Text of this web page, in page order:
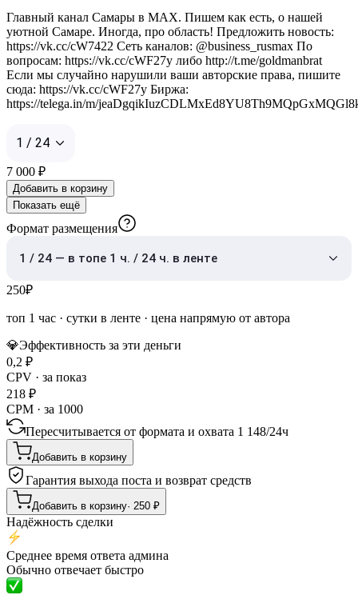
Главный канал Самары в MAX. Пишем как есть, о нашей
уютной Самаре. Иногда, про область! Предложить новость:
https://vk.cc/cW7422 Сеть каналов: @business_rusmax По
вопросам: https://vk.cc/cWF27y либо http://t.me/goldmanbrat
Если мы случайно нарушили ваши авторские права, пишите
сюда: https://vk.cc/cWF27y Биржа:
https://telega.in/m/
1 / 24
7 000 ₽
Добавить в корзину
Показать ещё
Формат размещения
1 / 24 — в топе 1 ч. / 24 ч. в ленте
250₽
топ 1 час · сутки в ленте · цена напрямую от автора
💎Эффективность за эти деньги
0,2 ₽
CPV · за показ
218 ₽
CPM · за 1000
Пересчитывается от формата и охвата 1 148/24ч
Добавить в корзину
Гарантия выхода поста и возврат средств
Добавить в корзину· 250 ₽
Надёжность сделки
Среднее время ответа админа
Обычно отвечает быстро